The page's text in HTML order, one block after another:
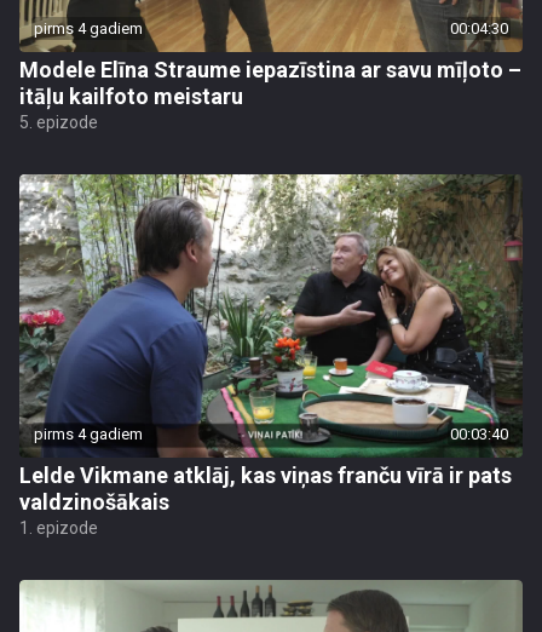
pirms 4 gadiem 00:04:30
Modele Elīna Straume iepazīstina ar savu mīļoto –
itāļu kailfoto meistaru
5. epizode
pirms 4 gadiem 00:03:40
Lelde Vikmane atklāj, kas viņas franču vīrā ir pats
valdzinošākais
1. epizode